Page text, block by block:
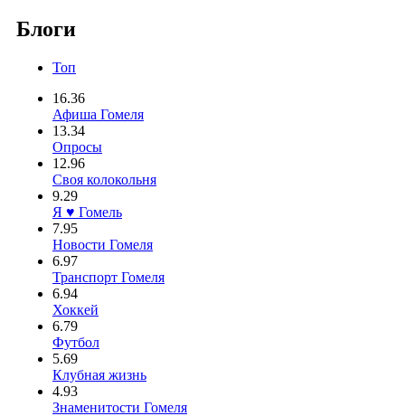
Блоги
Топ
16.36
Афиша Гомеля
13.34
Опросы
12.96
Своя колокольня
9.29
Я ♥ Гомель
7.95
Новости Гомеля
6.97
Транспорт Гомеля
6.94
Хоккей
6.79
Футбол
5.69
Клубная жизнь
4.93
Знаменитости Гомеля